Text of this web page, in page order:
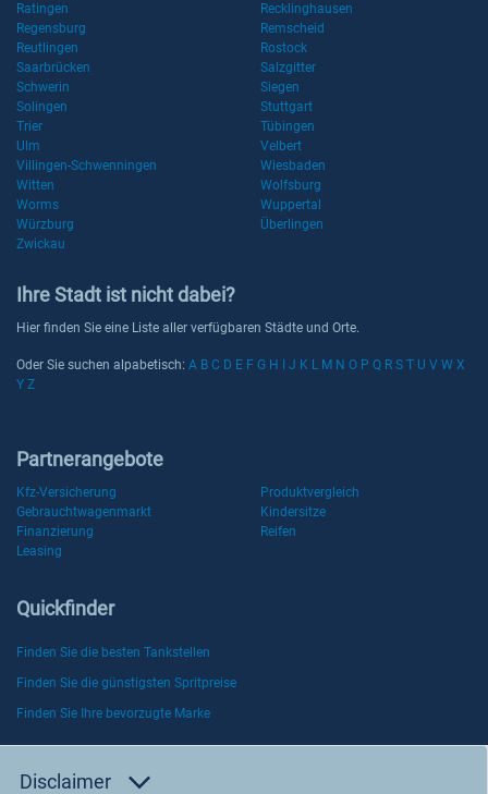
Ratingen
Recklinghausen
Regensburg
Remscheid
Reutlingen
Rostock
Saarbrücken
Salzgitter
Schwerin
Siegen
Solingen
Stuttgart
Trier
Tübingen
Ulm
Velbert
Villingen-Schwenningen
Wiesbaden
Witten
Wolfsburg
Worms
Wuppertal
Würzburg
Überlingen
Zwickau
Ihre Stadt ist nicht dabei?
Hier finden Sie eine Liste aller verfügbaren Städte und Orte.
Oder Sie suchen alpabetisch: A B C D E F G H J K L M N O P Q R S T U V W X
Y Z
Partnerangebote
Kfz-Versicherung
Produktvergleich
Gebrauchtwagenmarkt
Kindersitze
Finanzierung
Reifen
Leasing
Quickfinder
Finden Sie die besten Tankstellen
Finden Sie die günstigsten Spritpreise
Finden Sie Ihre bevorzugte Marke
Disclaimer